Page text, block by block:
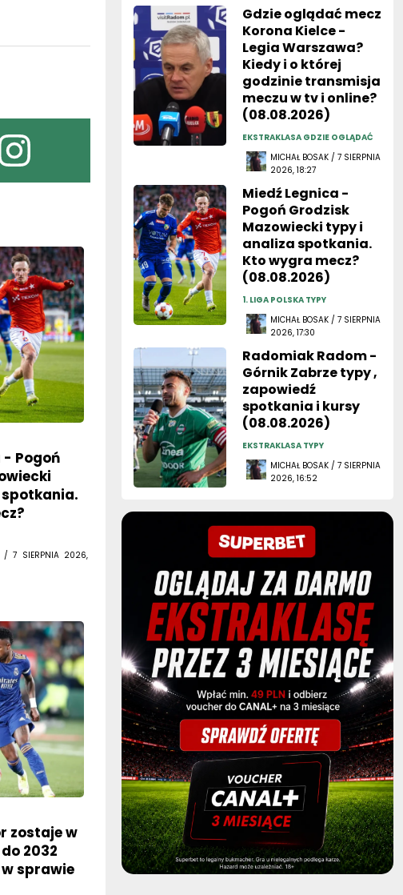
- Pogoń
/ 7 SIERPNIA 2026,
zostaje w
2032
w sprawie
Gdzie oglądać mecz
Korona Kielce -
Legia Warszawa?
Kiedy i o której
godzinie transmisja
meczu w tv i online?
(08.08.2026)
EKSTRAKLASA GDZIE OGLĄDAĆ
MICHAŁ BOSAK / 7 SIERPNIA
2026, 18:27
Miedź Legnica -
Pogoń Grodzisk
Mazowiecki typy i
analiza spotkania.
Kto wygra mecz?
(08.08.2026)
1. LIGA POLSKA TYPY
MICHAŁ BOSAK / 7 SIERPNIA
2026, 17:30
Radomiak Radom -
Górnik Zabrze typy ,
zapowiedź
spotkania i kursy
(08.08.2026)
EKSTRAKLASA TYPY
MICHAŁ BOSAK / 7 SIERPNIA
2026, 16:52